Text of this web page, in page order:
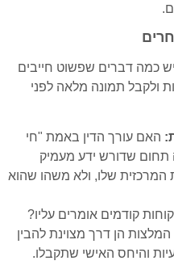
כמה דברים שפשוט חייבים
ולקבל תמונה מלאה לפני
האם עורך הדין באמת "חי
תחום שדורש ידע מעמיק
המרכזית שלו, ולא משהו שהוא
קודמים אומרים עליו?
הן דרך מצוינת להבין
והיחס האישי שתקבלו.